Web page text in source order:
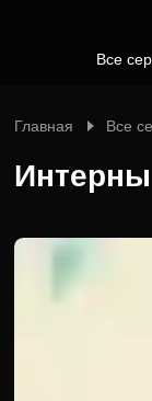
Все
Главная Все
Интерны